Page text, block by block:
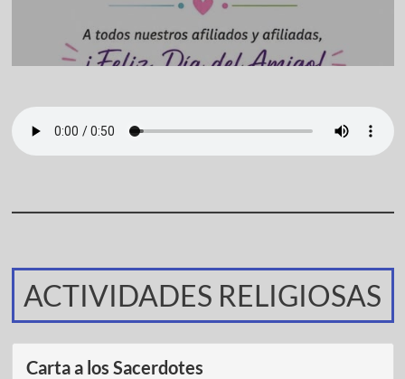
ACTIVIDADES RELIGIOSAS
Carta a los Sacerdotes